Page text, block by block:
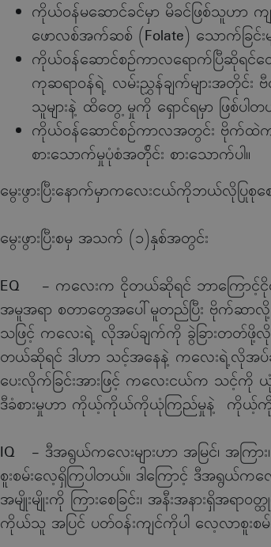
ကိုယ်ဝန်မဆောင်ခင်မှာ မိခင်ဖြစ်သူဟာ
ဖောလစ်အက်ဆစ် (Folate) သောက်ခြင်း
ကိုယ်ဝန်ဆောင်စဉ်ကာလရောက်ပြီဆိုရင်တော့
ကုဆရာဝန်ရဲ့ လမ်းညွှန်ချက်များအတိုင်း
သူများနဲ့ ထိတွေ့ မှုကို ရှောင်ရမှာ ဖြစ်ပါတ
ကိုယ်ဝန်ဆောင်စဉ်ကာလအတွင်း ဗိုက်ထဲက
စားသောက်မှုပုံစံအတ်ိုင်း စားသောက်ပါ။
မွေးဖွားပြီးနောက်မှာကလေးငယ်ကိုဘယ်လိုပြုစု
မွေးဖွားပြီးစမှ အသက် (၁)နှစ်အတွင်း
EQ - ကလေးက ငိုတယ်ဆိုရင် ဘာကြောင့်ငို
အမူအရာ စတာတွေအပေါ်မူတည်ပြီး ဗိုက်ဆာလို့ ငို
သဖြင့် ကလေးရဲ့ လိုအပ်ချက်ကို ခွဲခြားတတ်ဖို့လို
တယ်ဆိုရင် ဒါဟာ သင့်အနေနဲ့ ကလေးရဲ့လိုအ
ပေးလိုက်ခြင်းအားဖြင့် ကလေးငယ်က သင့်ကို
ဒီခံစားမှုဟာ ကိုယ့်ကိုယ်ကိုယုံကြည်မှုနဲ့ ကိုယ့်ကိုယ်
IQ - ဒီအရွယ်ကလေးများဟာ အမြင်၊ အကြ
စူးစမ်းလေ့ရှိကြပါတယ်။ ဒါကြောင့် ဒီအရွယ်ကလ
အမျိုးမျိုးကို ကြားစေခြင်း၊ အနီးအနားရှိအရ
ကိုယ်သူ အပြင် ပတ်ဝန်းကျင်ကိုပါ လေ့လာစူးစမ်